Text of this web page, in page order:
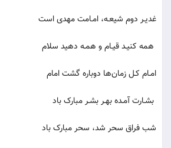
غدیـر دوم شیعـه، امـامت مهدی است
همه کنیـد قیـام و همـه دهید سلام
امـام کـل زمان‌ها دوباره گشت امام
بشـارت آمـده بهـر بشـر مبارک باد
شب فراق سحر شد، سحر مبارک باد